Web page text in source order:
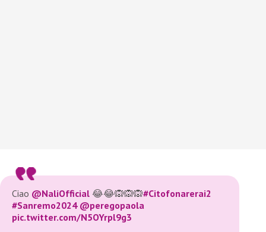
Ciao @NaliOfficial 😂😂🙉🙉🙉#Citofonarerai2
#Sanremo2024 @peregopaola
pic.twitter.com/N5OYrpl9g3